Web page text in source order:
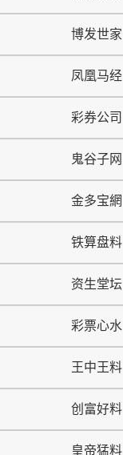
博发世家
凤凰马经
彩券公司
鬼谷子网
金多宝網
铁算盘料
资生堂坛
彩票心水
王中王料
创富好料
皇帝猛料